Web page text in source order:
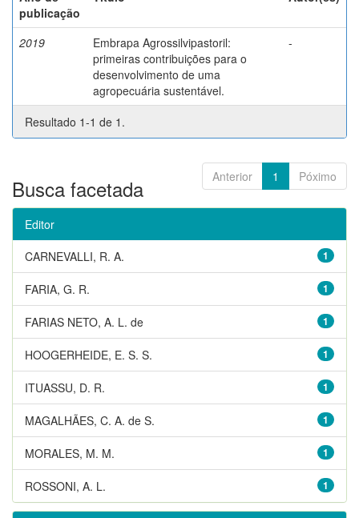
publicação
2019
Embrapa Agrossilvipastoril:
primeiras contribuições para o
desenvolvimento de uma
agropecuária sustentável.
-
Resultado 1-1 de 1.
Anterior 1 Póximo
Busca facetada
Editor
1
CARNEVALLI, R. A.
1
FARIA, G. R.
1
FARIAS NETO, A. L. de
1
HOOGERHEIDE, E. S. S.
1
ITUASSU, D. R.
1
MAGALHÃES, C. A. de S.
1
MORALES, M. M.
1
ROSSONI, A. L.